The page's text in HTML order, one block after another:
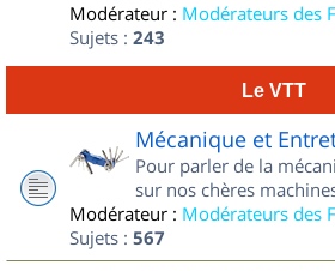
Modérateur : Modérateurs des
Sujets : 243
Le VTT
Mécanique et
Pour parler de la
sur nos chères
Modérateur : Modérateurs des
Sujets : 567